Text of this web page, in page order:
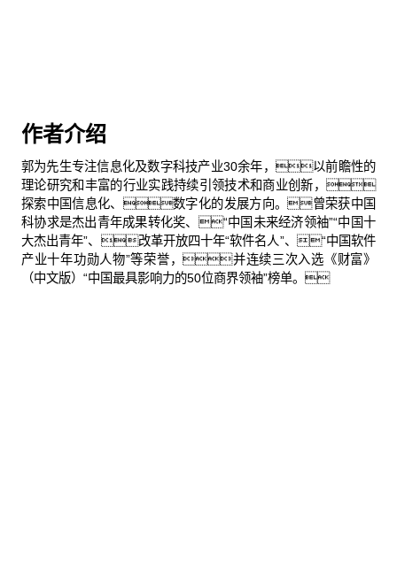
作者介绍
郭为先生专注信息化及数字科技产业30余年，以前瞻性的
理论研究和丰富的行业实践持续引领技术和商业创新，
探索中国信息化、数字化的发展方向。曾荣获中国
科协求是杰出青年成果转化奖、“中国未来经济领袖”“中国十
大杰出青年”、改革开放四十年“软件名人”、“中国软件
产业十年功勋人物”等荣誉，并连续三次入选《财富》
（中文版）“中国最具影响力的50位商界领袖”榜单。